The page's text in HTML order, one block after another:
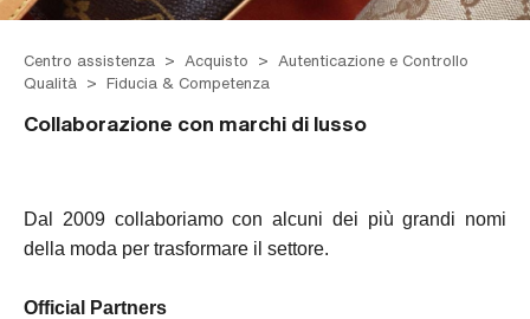
Centro assistenza Acquisto
Autenticazione e Controllo
Qualità
Fiducia & Competenza
Collaborazione con marchi di lusso
Dal 2009 collaboriamo con alcuni dei più grandi nomi
della moda per trasformare il settore.
Official Partners